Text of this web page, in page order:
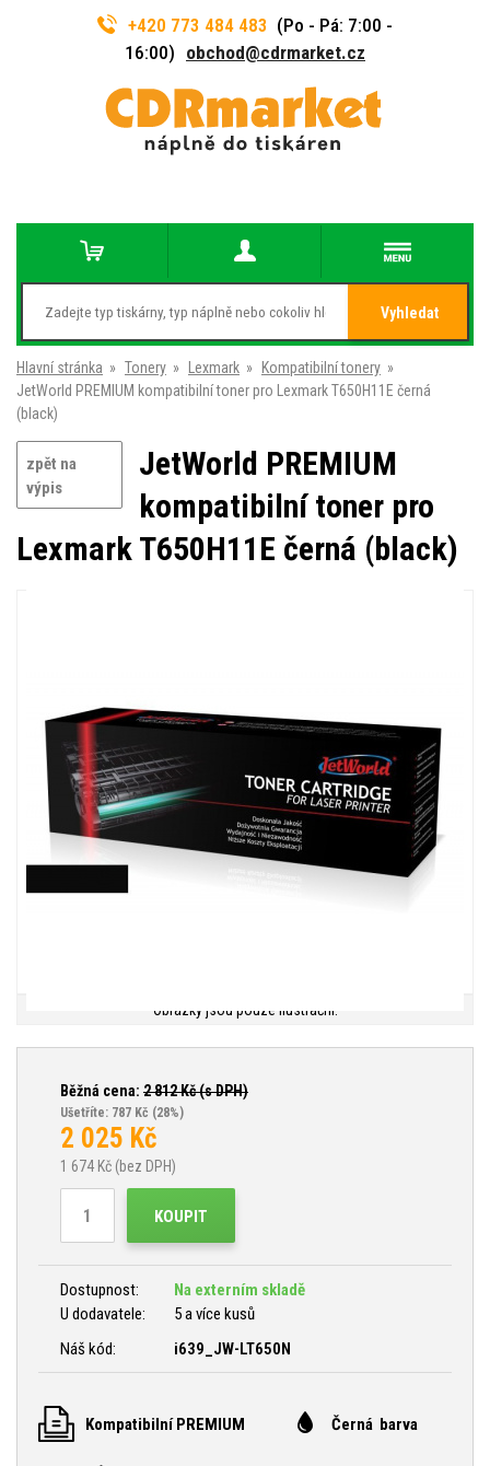
+420 773 484 483 (Po - Pá: 7:00 -
16:00) obchod@cdrmarket.cz
Vyhledat
Hlavní stránka » Tonery » Lexmark » Kompatibilní tonery »
JetWorld PREMIUM kompatibilní toner pro Lexmark T650H11E černá
(black)
zpět na
výpis
JetWorld PREMIUM
kompatibilní toner pro
Lexmark T650H11E černá (black)
Obrázky jsou pouze ilustrační.
Běžná cena: 2 812Kč (s DPH)
Ušetříte: 787 Kč (28%)
2 025 Kč
1 674 Kč (bez DPH)
KOUPIT
Dostupnost:
Na externím skladě
U dodavatele:
5 a více kusů
Náš kód:
i639_JW-LT650N
Kompatibilní PREMIUM Černá barva